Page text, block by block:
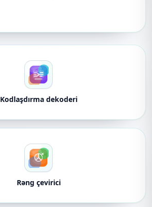
Kodlaşdırma dekoderi
Rəng çevirici